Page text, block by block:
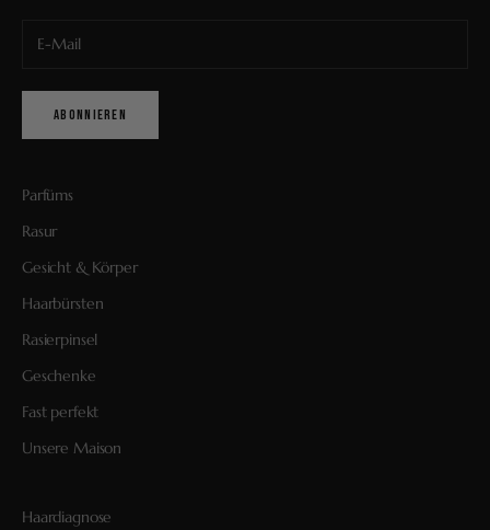
ABONNIEREN
Parfüms
Rasur
Gesicht & Körper
Haarbürsten
Rasierpinsel
Geschenke
Fast perfekt
Unsere Maison
Haardiagnose